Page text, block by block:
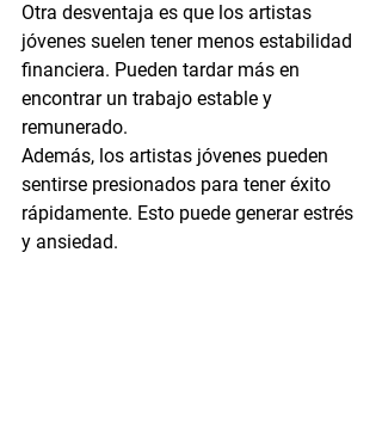
Otra desventaja es que los artistas
jóvenes suelen tener menos estabilidad
financiera. Pueden tardar más en
encontrar un trabajo estable y
remunerado.
Además, los artistas jóvenes pueden
sentirse presionados para tener éxito
rápidamente. Esto puede generar estrés
y ansiedad.